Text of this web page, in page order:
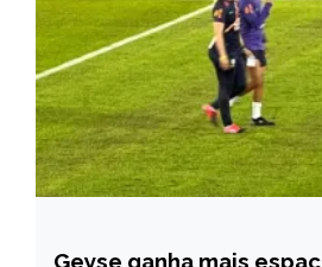
ESPORTES
Geyse ganha mais